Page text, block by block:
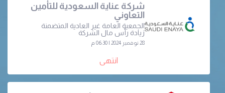
شركة عناية السعودية للتأمين
التعاوني
الجمعية العامة غير العادية المتضمنة
زيادة رأس مال الشركة
28 نوفمبر 2024 | 06:30 م
انتهى